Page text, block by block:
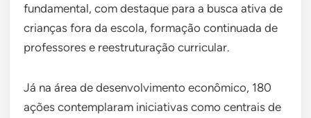
fundamental, com destaque para a busca ativa de
crianças fora da escola, formação continuada de
professores e reestruturação curricular.
Já na área de desenvolvimento econômico, 180
ações contemplaram iniciativas como centrais de